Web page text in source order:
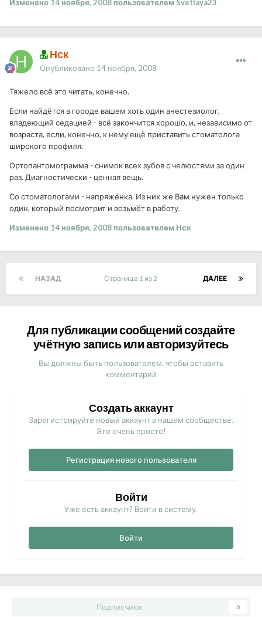
Изменено 14 ноября, 2008пользователем Svetlaya23
Нск
Опубликовано 14 ноября, 2008
Тяжело всё это читать, конечно.
Если найдётся в городе вашем хоть один анестезиолог,
владеющий седацией - всё закончится хорошо, и, независимо от
возраста, если, конечно, к нему ещё приставить стоматолога
широкого профиля.
Ортопантомограмма - снимок всех зубов с челюстями за один
раз. Диагностически - ценная вещь.
Со стоматологами - напряжёнка. Из них же Вам нужен только
один, который посмотрит и возьмёт в работу.
Изменено 14 ноября, 2008пользователем Нск
НАЗАД ДАЛЕЕ
Страница 1 из 2
Для публикации сообщений создайте
учётную запись или авторизуйтесь
Вы должны быть пользователем, чтобы оставить
комментарий
Создать аккаунт
Зарегистрируйте новый аккаунт в нашем сообществе.
Это очень просто!
Регистрация нового пользователя
Войти
Уже есть аккаунт? Войти в систему.
Войти
Подписчики 0